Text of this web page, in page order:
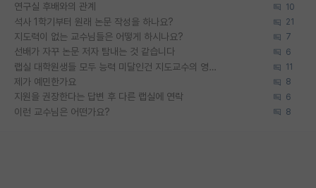
연구실 후배와의 관계 10
석사 1학기부터 원래 논문 작성을 하나요? 21
지도력이 없는 교수님들은 어떻게 하시나요? 7
선배가 자꾸 논문 저자 탐내는 것 같습니다 6
랩실 대학원생들 모두 능력 미달인건 지도교수의 영향 아닌가? 11
제가 예민한가요 8
지원을 권장한다는 답변 후 다른 랩실에 연락 6
이런 교수님은 어떤가요? 8